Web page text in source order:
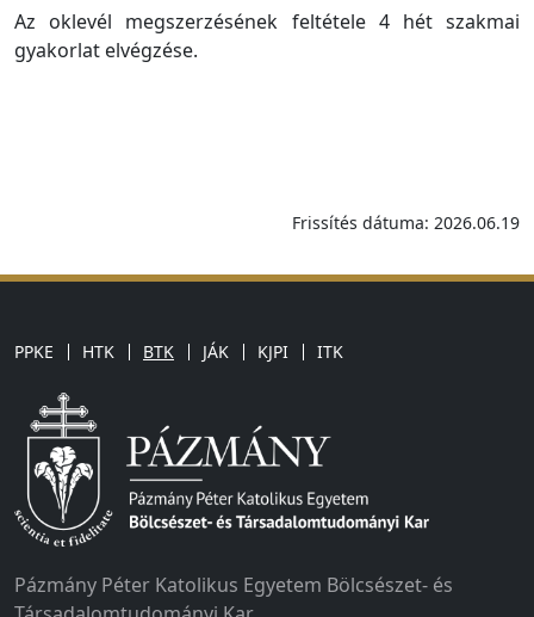
Az oklevél megszerzésének feltétele 4 hét szakmai
gyakorlat elvégzése.
Frissítés dátuma: 2026.06.19
PPKE HTK BTK JÁK KJPI ITK
Pázmány Péter Katolikus Egyetem Bölcsészet- és